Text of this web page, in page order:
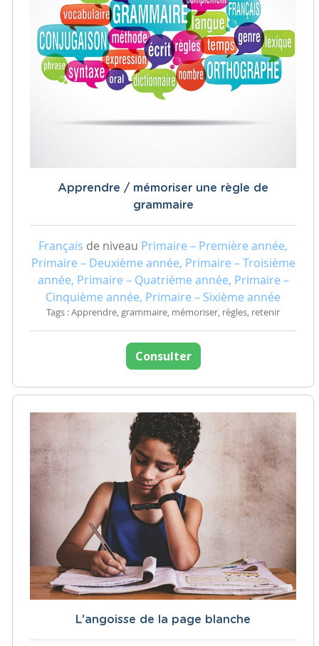
Apprendre / mémoriser une règle de
grammaire
Français de niveau Primaire – Première année,
Primaire – Deuxième année, Primaire – Troisième
année, Primaire – Quatrième année, Primaire –
Cinquième année, Primaire – Sixième année
Tags : Apprendre, grammaire, mémoriser, règles, retenir
Consulter
L'angoisse de la page blanche